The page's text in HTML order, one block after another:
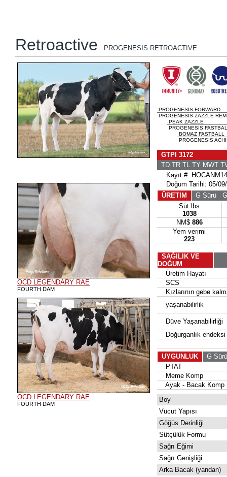
Retroactive PROGENESIS RETROACTIVE
OCD LEGENDARY RAE
FOURTH DAM
OCD LEGENDARY RAE
FOURTH DAM
PROGENESIS FORWARD
PROGENESIS ZAZZLE
PEAK ZAZZLE
PROGENESIS
BOMAZ FASTBALL
PROGENESIS
GTPI 3172
TD TR TL TY MWT
Kayıt #:
Doğum Tarihi: 05/
ÜRETIM
G Sürü G
Süt lbs
1038
NM$ 886
Yem verimi
223
SAĞILIK VE
DOĞUM
Üretim Hayatı
SCS
Kızlarının gebe
yaşanabilirlik
Düve Yaşanabilirliği
Doğurganlık endeksi
UYGUNLUK
G Sürü
PTAT
Meme Komp
Ayak - Bacak Komp
Boy
Vücut Yapısı
Göğüs Derinliği
Sütçülük Formu
Sağrı Eğimi
Sağrı Genişliği
Arka Bacak (yandan)